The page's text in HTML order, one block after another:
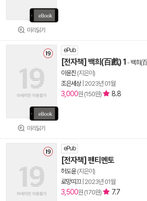
미리읽기
미리읽기
ePub
[전자책] 백희(百戲) 1 - 백희(
이윤진 (지은이)
조은세상| 2023년 01월
3,000원 (150원) 8.8
ePub
[전자책] 펜티멘토
허도윤(지은이)
로망띠끄| 2023년 01월
3,500원 (170원) 7.7